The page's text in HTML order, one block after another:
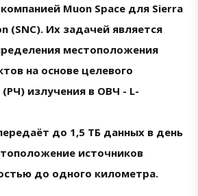
Muon Space для Sierra
(SNC). Их задачей является
местоположения
на основе целевого
излучения в ОВЧ - L-
до 1,5 ТБ данных в день
источников
до одного километра.